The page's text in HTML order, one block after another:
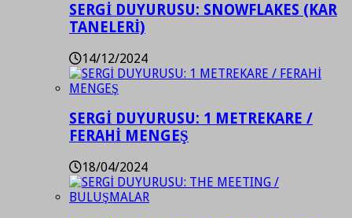
SERGİ DUYURUSU: SNOWFLAKES (KAR
TANELERİ)
14/12/2024
SERGİ DUYURUSU: 1 METREKARE /
FERAHİ MENGEŞ
18/04/2024